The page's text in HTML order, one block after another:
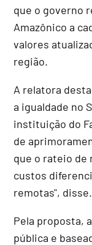
que o governo
Amazônico a
valores
região.
A relatora
a igualdade no
instituição do
de
que o rateio de
custos
remotas", disse.
Pela proposta,
pública e